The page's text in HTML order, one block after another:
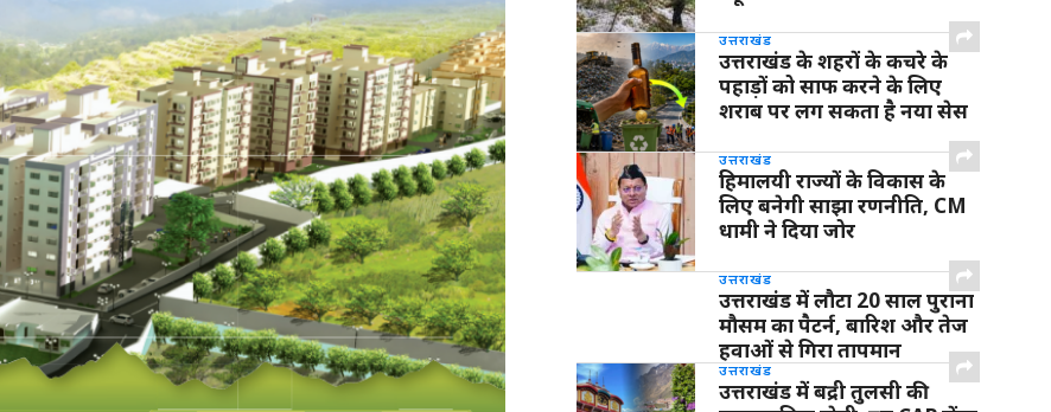
उत्तराखंड
उत्तराखंड के शहरों के कचरे के
पहाड़ों को साफ करने के लिए
शराब पर लग सकता है नया सेस
उत्तराखंड
हिमालयी राज्यों के विकास के
लिए बनेगी साझा रणनीति, CM
धामी ने दिया जोर
उत्तराखंड
उत्तराखंड में लौटा 20 साल पुराना
मौसम का पैटर्न, बारिश और तेज
हवाओं से गिरा तापमान
उत्तराखंड
उत्तराखंड में बद्री तुलसी की